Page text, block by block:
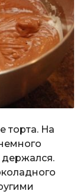
торта. На